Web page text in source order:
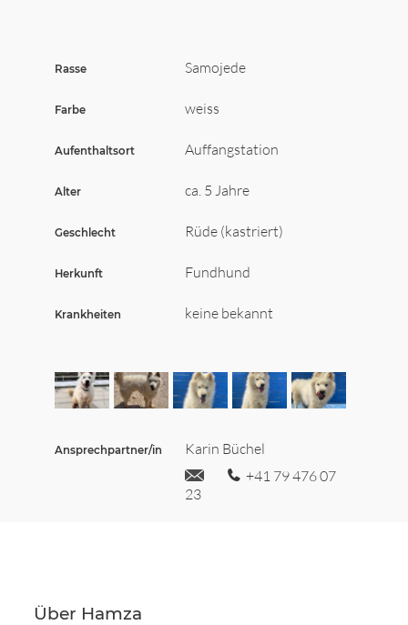
Rasse Samojede
Farbe weiss
Aufenthaltsort Auffangstation
Alter ca. 5 Jahre
Geschlecht Rüde (kastriert)
Herkunft Fundhund
Krankheiten keine bekannt
Ansprechpartner/in
Karin Büchel
+41 79 476 07
23
Über Hamza